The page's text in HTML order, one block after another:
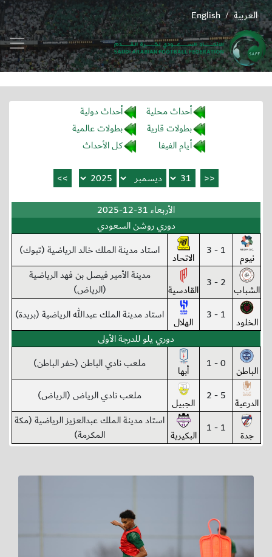
English / العربية
أحداث محلية
أحداث دولية
بطولات قارية
بطولات عالمية
أيام الفيفا
كل الأحداث
الأربعاء 31-12-2025
دوري روشن السعودي
نيوم 1 - 3 الاتحاد استاد مدينة الملك خالد الرياضية (تبوك)
الشباب 2 - 3 القادسية
مدينة الأمير فيصل بن فهد الرياضية
(الرياض)
الخلود 1 - 3 الهلال
استاد مدينة الملك عبدالله الرياضية (بريدة)
دوري يلو للدرجة الأولى
الباطن 0 - 1 أبها ملعب نادي الباطن (حفر الباطن)
الدرعية 5 - 2 الجبيل ملعب نادي الرياض (الرياض)
جدة 1 - 1 البكيرية
استاد مدينة الملك عبدالعزيز الرياضية (مكة
المكرمة)